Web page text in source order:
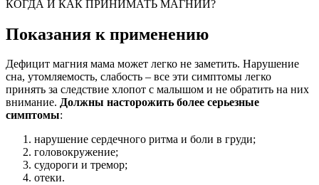
КОГДА И КАК ПРИНИМАТЬ МАГНИЙ?
Показания к применению
Дефицит магния мама может легко не заметить. Нарушение
сна, утомляемость, слабость – все эти симптомы легко
принять за следствие хлопот с малышом и не обратить на них
внимание. Должны насторожить более серьезные
симптомы:
нарушение сердечного ритма и боли в груди;
головокружение;
судороги и тремор;
отеки.